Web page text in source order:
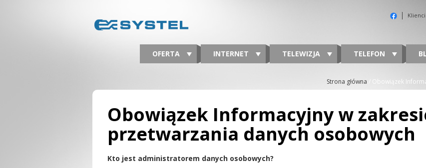
OFERTA INTERNET TELEWIZJA TELEFON
Strona główna Obowiązek
Obowiązek Informacyjny w
przetwarzania danych osobowych
Kto jest administratorem danych osobowych?